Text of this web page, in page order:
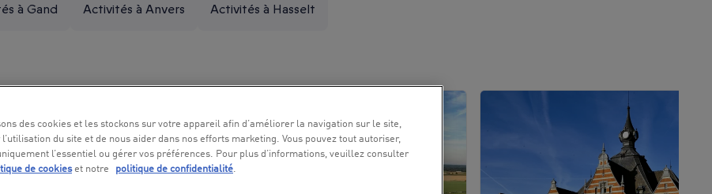
à Gand Activités à Anvers Activités à Hasselt
des cookies et les stockons sur votre appareil afin d’améliorer la navigation sur le site,
l’utilisation du site et de nous aider dans nos efforts marketing. Vous pouvez tout autoriser,
l’essentiel ou gérer vos préférences. Pour plus d’informations, veuillez consulter
de cookieset notre politique de confidentialité.